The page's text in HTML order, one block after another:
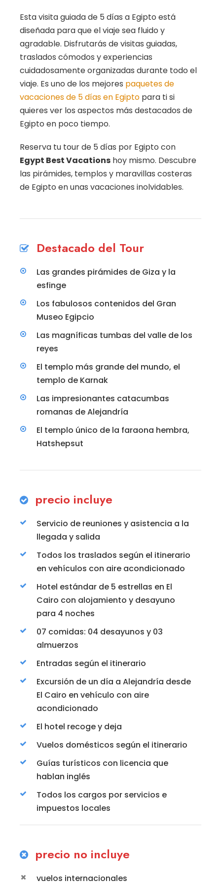
Esta visita guiada de 5 días a Egipto está
diseñada para que el viaje sea fluido y
agradable. Disfrutarás de visitas guiadas,
traslados cómodos y experiencias
cuidadosamente organizadas durante todo el
viaje. Es uno de los mejores paquetes de
vacaciones de 5 días en Egipto para ti si
quieres ver los aspectos más destacados de
Egipto en poco tiempo.
Reserva tu tour de 5 días por Egipto con
Egypt Best Vacations hoy mismo. Descubre
las pirámides, templos y maravillas costeras
de Egipto en unas vacaciones inolvidables.
Destacado del Tour
Las grandes pirámides de Giza y la
esfinge
Los fabulosos contenidos del Gran
Museo Egipcio
Las magníficas tumbas del valle de los
reyes
El templo más grande del mundo, el
templo de Karnak
Las impresionantes catacumbas
romanas de Alejandría
El templo único de la faraona hembra,
Hatshepsut
precio incluye
Servicio de reuniones y asistencia a la
llegada y salida
Todos los traslados según el itinerario
en vehículos con aire acondicionado
Hotel estándar de 5 estrellas en El
Cairo con alojamiento y desayuno
para 4 noches
07 comidas: 04 desayunos y 03
almuerzos
Entradas según el itinerario
Excursión de un día a Alejandría desde
El Cairo en vehículo con aire
acondicionado
El hotel recoge y deja
Vuelos domésticos según el itinerario
Guías turísticos con licencia que
hablan inglés
Todos los cargos por servicios e
impuestos locales
precio no incluye
vuelos internacionales